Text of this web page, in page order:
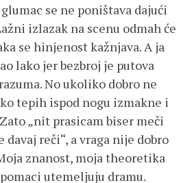
se ne poništava dajući
izlazak na scenu odmah će
se hinjenost kažnjava. A ja
lako jer bezbroj je putova
No ukoliko dobro ne
tepih ispod nogu izmakne i
„nit prasicam biser meči
reči“, a vraga nije dobro
znanost, moja theoretika
utemeljuju dramu.